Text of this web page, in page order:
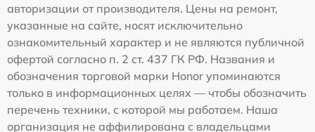
авторизации от производителя. Цены на ремонт,
указанные на сайте, носят исключительно
ознакомительный характер и не являются публичной
офертой согласно п. 2 ст. 437 ГК РФ. Названия и
обозначения торговой марки Honor упоминаются
только в информационных целях — чтобы обозначить
перечень техники, с которой мы работаем. Наша
организация не аффилирована с владельцами